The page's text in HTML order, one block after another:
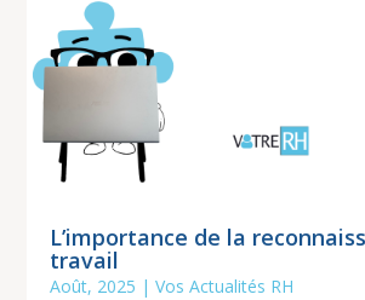
L’importance de la
travail
Août, 2025 |Vos Actualités RH